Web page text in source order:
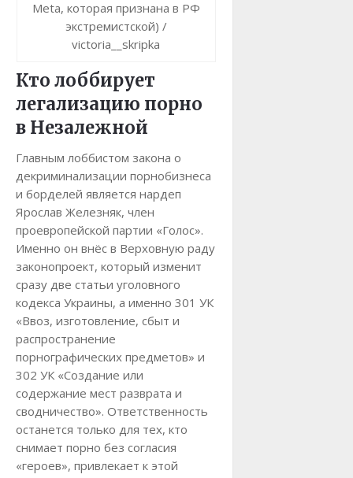
Meta, которая признана в РФ
экстремистской) /
victoria__skripka
Кто лоббирует
легализацию порно
в Незалежной
Главным лоббистом закона о
декриминализации порнобизнеса
и борделей является нардеп
Ярослав Железняк, член
проевропейской партии «Голос».
Именно он внёс в Верховную раду
законопроект, который изменит
сразу две статьи уголовного
кодекса Украины, а именно 301 УК
«Ввоз, изготовление, сбыт и
распространение
порнографических предметов» и
302 УК «Создание или
содержание мест разврата и
сводничество». Ответственность
останется только для тех, кто
снимает порно без согласия
«героев», привлекает к этой